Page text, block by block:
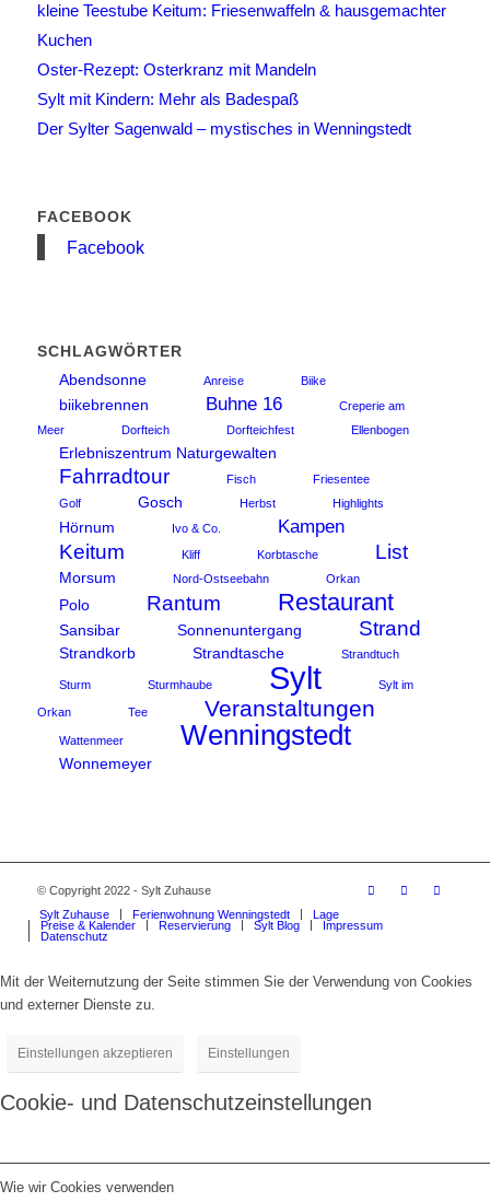
kleine Teestube Keitum: Friesenwaffeln & hausgemachter
Kuchen
Oster-Rezept: Osterkranz mit Mandeln
Sylt mit Kindern: Mehr als Badespaß
Der Sylter Sagenwald – mystisches in Wenningstedt
FACEBOOK
Facebook
SCHLAGWÖRTER
Abendsonne
Anreise Biike
biikebrennen Buhne 16
Creperie am
Meer
Dorfteich Dorfteichfest Ellenbogen
Erlebniszentrum Naturgewalten
Fahrradtour Fisch
Friesentee
Golf
Gosch Herbst Highlights
Hörnum Ivo & Co. Kampen
Keitum Kliff Korbtasche List
Morsum Nord-Ostseebahn Orkan
Polo Rantum Restaurant
Sansibar Sonnenuntergang Strand
Strandkorb Strandtasche Strandtuch
Sturm Sturmhaube Sylt Sylt im
Orkan Tee Veranstaltungen
Wattenmeer Wenningstedt
Wonnemeyer
© Copyright 2022 - Sylt Zuhause
Sylt Zuhause
Ferienwohnung Wenningstedt
Lage
Preise & Kalender
Reservierung Sylt Blog
Impressum
Datenschutz
Mit der Weiternutzung der Seite stimmen Sie der Verwendung von Cookies
und externer Dienste zu.
Einstellungen akzeptieren Einstellungen
Cookie- und Datenschutzeinstellungen
Wie wir Cookies verwenden